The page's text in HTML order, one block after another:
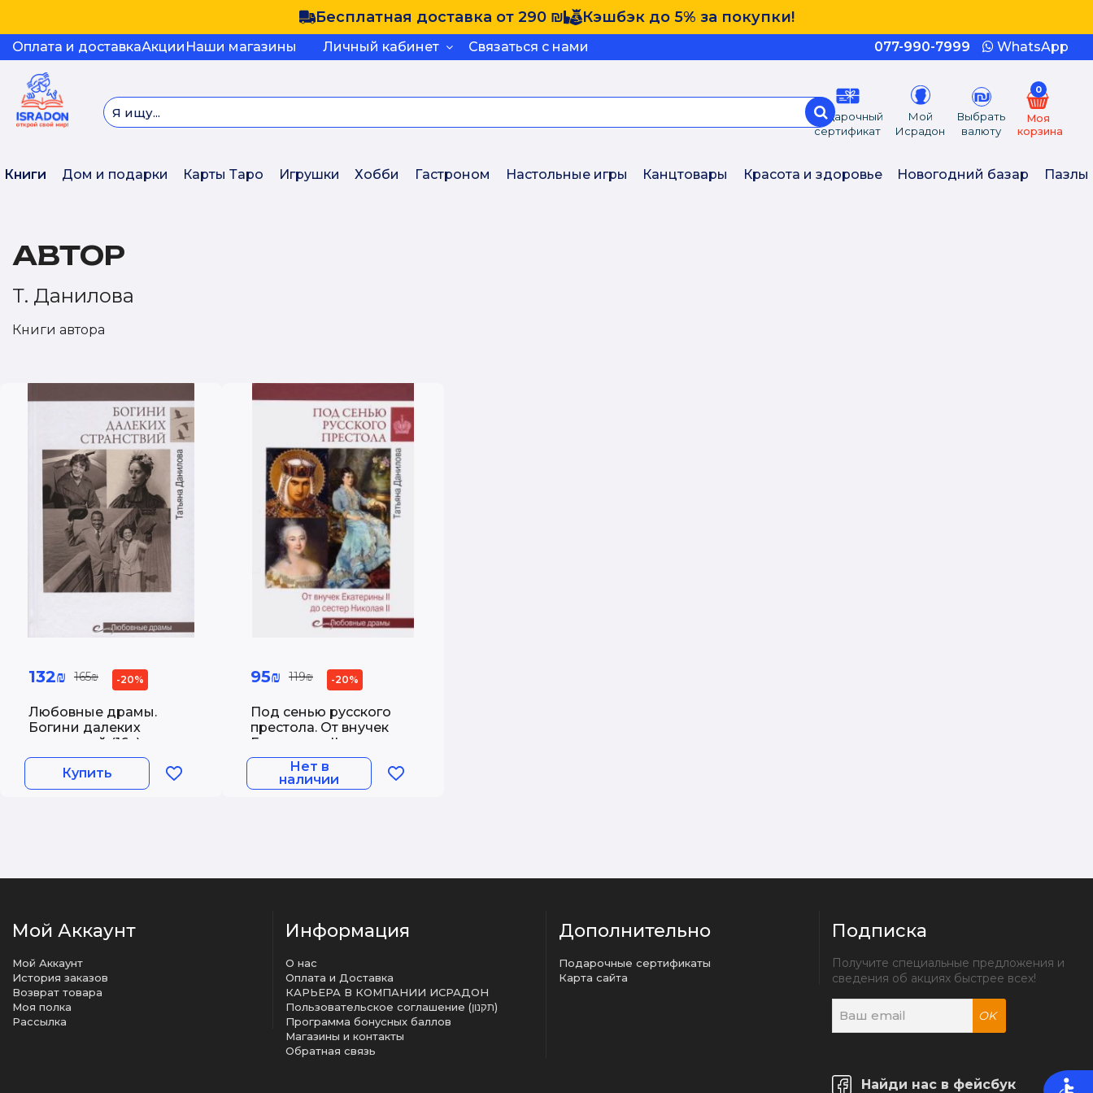
Бесплатная доставка от 290 ₪ Кэшбэк до 5% за покупки!
Оплата и доставкаАкции Наши магазины Личный кабинет Связаться с нами 077-990-7999 WhatsApp
Подарочный
сертификат
Мой
Исрадон
Выбрать
валюту
0
Моя
корзина
Книги Дом и подарки Карты Таро Игрушки Хобби Гастроном Настольные игры Канцтовары Красота и здоровье Новогодний базар Пазлы
АВТОР
Т. Данилова
Книги автора
Любовные драмы.
Богини далеких
странствий (16+)
132₪ 165₪ -20%
Купить
Под сенью русского
престола. От внучек
Екатерины II до сестер
Николая II
95₪ 119₪ -20%
Нет в
наличии
Мой Аккаунт
Мой Аккаунт
История заказов
Возврат товара
Моя полка
Рассылка
Информация
О нас
Оплата и Доставка
КАРЬЕРА В КОМПАНИИ ИСРАДОН
Пользовательское соглашение (תקנון)
Программа бонусных баллов
Магазины и контакты
Обратная связь
Дополнительно
Подарочные сертификаты
Карта сайта
Подписка
Получите специальные предложения и
сведения об акциях быстрее всех!
OK
Найди нас в фейсбук